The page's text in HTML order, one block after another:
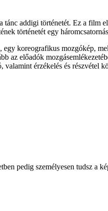
addigi történetét. Ez a film
történetét egy
koreografikus mozgókép,
az előadók
érzékelés és részvétel
pedig személyesen tudsz a